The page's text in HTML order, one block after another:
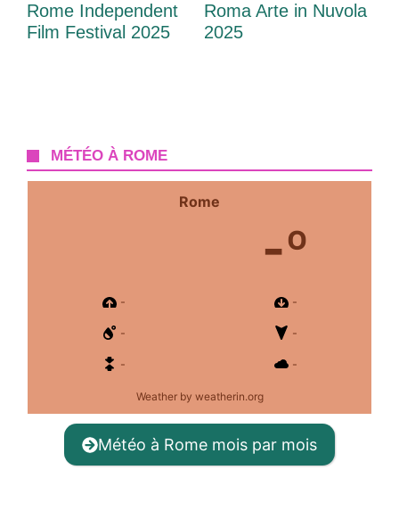
Rome Independent
Film Festival 2025
Roma Arte in Nuvola
2025
MÉTÉO À ROME
Rome
-º
- -
- -
- -
Weatherby weatherin.org
Météo à Rome mois par mois